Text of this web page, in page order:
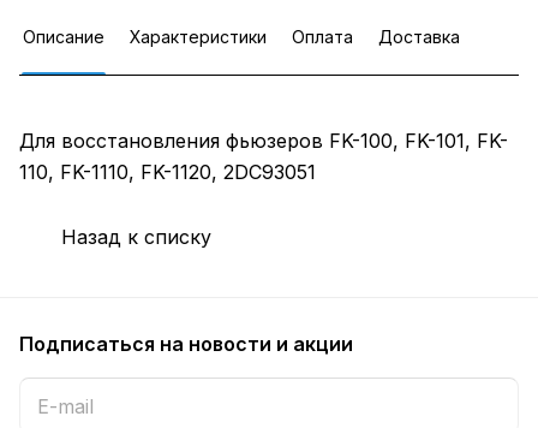
Описание Характеристики Оплата Доставка
Для восстановления фьюзеров FK-100, FK-101, FK-
110, FK-1110, FK-1120, 2DC93051
Назад к списку
Подписаться на новости и акции